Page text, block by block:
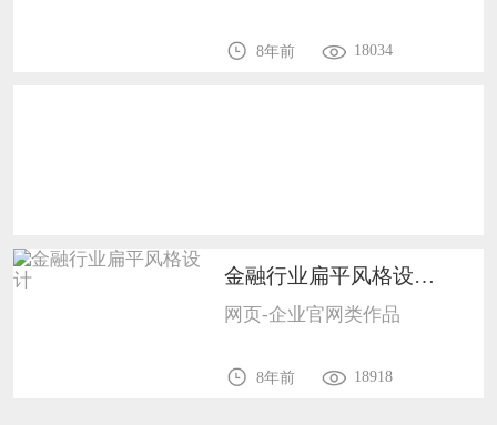
8年前 18034
金融行业扁平风格设计1201
网页-企业官网类作品
8年前 18918